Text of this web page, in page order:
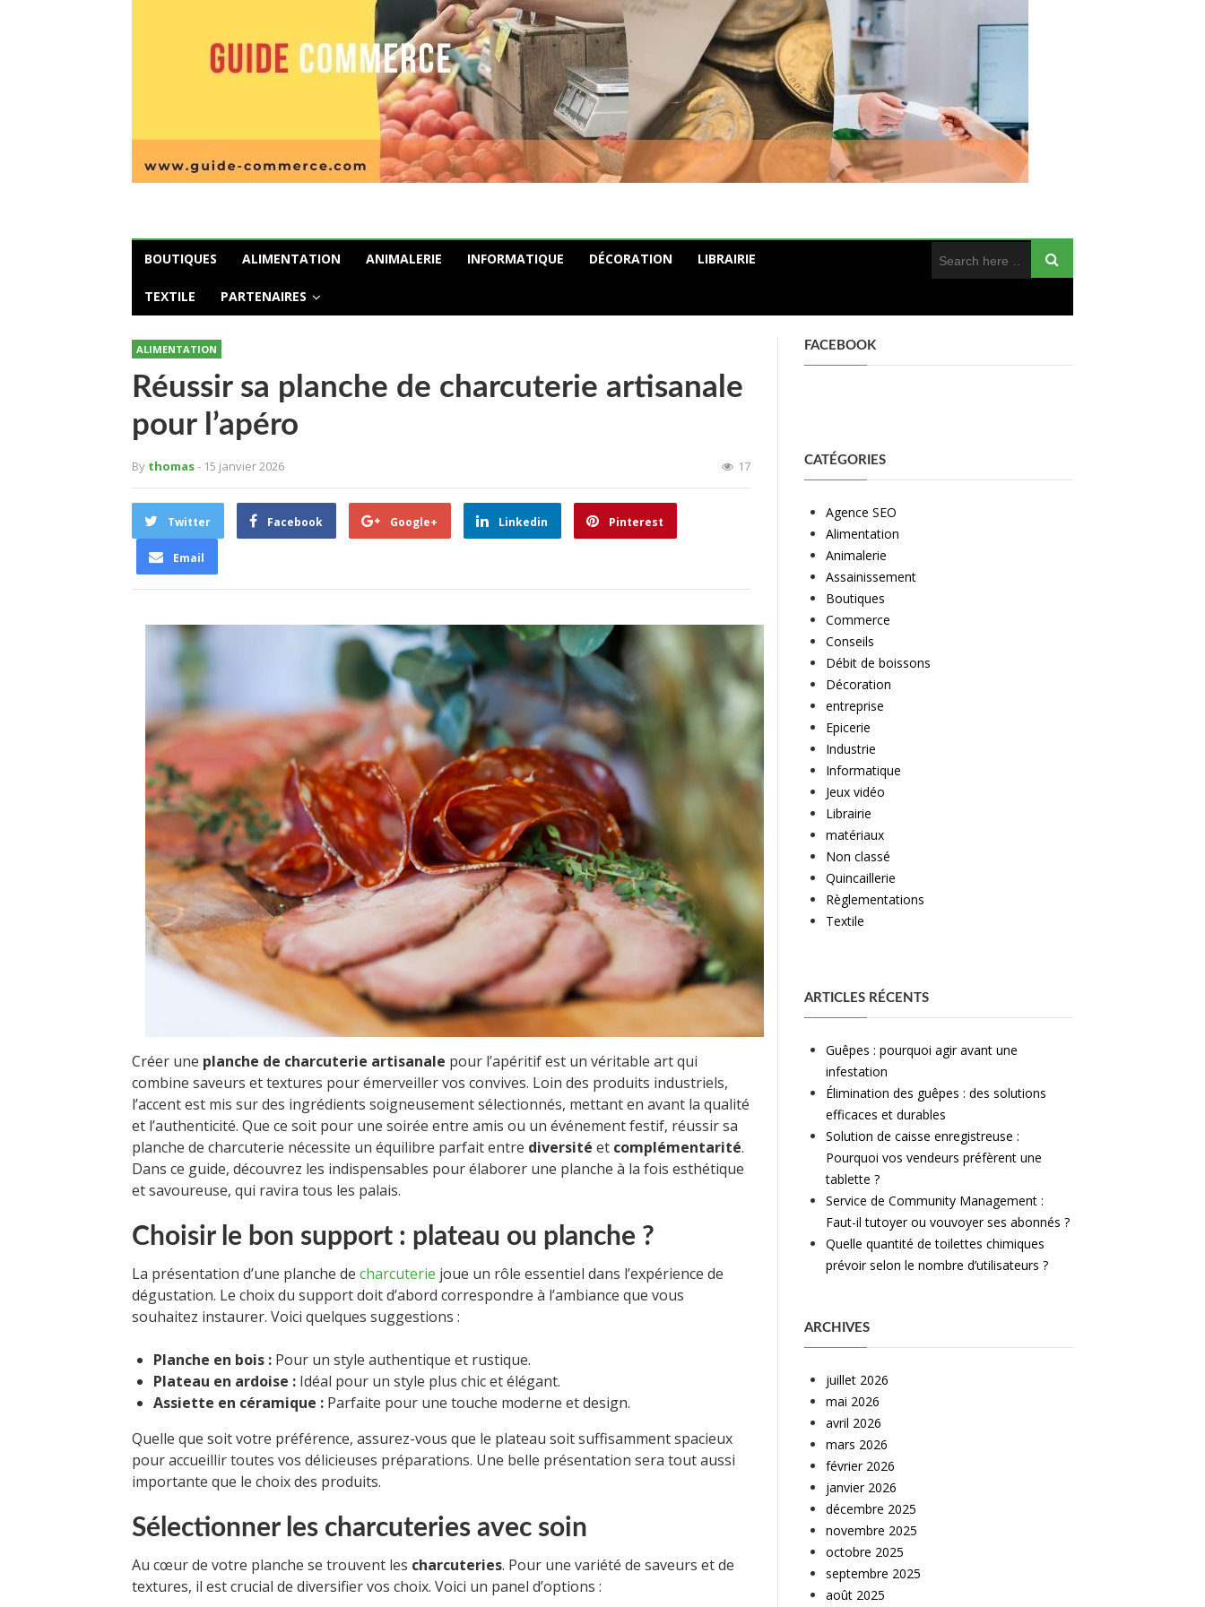
BOUTIQUES ALIMENTATION ANIMALERIE INFORMATIQUE DÉCORATION LIBRAIRIE
TEXTILE PARTENAIRES
ALIMENTATION
Réussir sa planche de charcuterie artisanale
pour l’apéro
By thomas- 15 janvier 2026 17
Twitter Facebook Google+ Linkedin Pinterest
Email
Créer une planche de charcuterie artisanale pour l’apéritif est un véritable art qui
combine saveurs et textures pour émerveiller vos convives. Loin des produits industriels,
l’accent est mis sur des ingrédients soigneusement sélectionnés, mettant en avant la qualité
et l’authenticité. Que ce soit pour une soirée entre amis ou un événement festif, réussir sa
planche de charcuterie nécessite un équilibre parfait entre diversité et complémentarité.
Dans ce guide, découvrez les indispensables pour élaborer une planche à la fois esthétique
et savoureuse, qui ravira tous les palais.
Choisir le bon support : plateau ou planche ?
La présentation d’une planche de charcuterie joue un rôle essentiel dans l’expérience de
dégustation. Le choix du support doit d’abord correspondre à l’ambiance que vous
souhaitez instaurer. Voici quelques suggestions :
Planche en bois : Pour un style authentique et rustique.
Plateau en ardoise : Idéal pour un style plus chic et élégant.
Assiette en céramique : Parfaite pour une touche moderne et design.
Quelle que soit votre préférence, assurez-vous que le plateau soit suffisamment spacieux
pour accueillir toutes vos délicieuses préparations. Une belle présentation sera tout aussi
importante que le choix des produits.
Sélectionner les charcuteries avec soin
Au cœur de votre planche se trouvent les charcuteries. Pour une variété de saveurs et de
textures, il est crucial de diversifier vos choix. Voici un panel d’options :
FACEBOOK
CATÉGORIES
Agence SEO
Alimentation
Animalerie
Assainissement
Boutiques
Commerce
Conseils
Débit de boissons
Décoration
entreprise
Epicerie
Industrie
Informatique
Jeux vidéo
Librairie
matériaux
Non classé
Quincaillerie
Règlementations
Textile
ARTICLES RÉCENTS
Guêpes : pourquoi agir avant une
infestation
Élimination des guêpes : des solutions
efficaces et durables
Solution de caisse enregistreuse :
Pourquoi vos vendeurs préfèrent une
tablette ?
Service de Community Management :
Faut-il tutoyer ou vouvoyer ses abonnés ?
Quelle quantité de toilettes chimiques
prévoir selon le nombre d’utilisateurs ?
ARCHIVES
juillet 2026
mai 2026
avril 2026
mars 2026
février 2026
janvier 2026
décembre 2025
novembre 2025
octobre 2025
septembre 2025
août 2025